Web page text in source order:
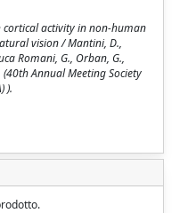
cortical activity in non-human
vision / Mantini, D.,
Romani, G., Orban, G.,
Annual Meeting Society
).